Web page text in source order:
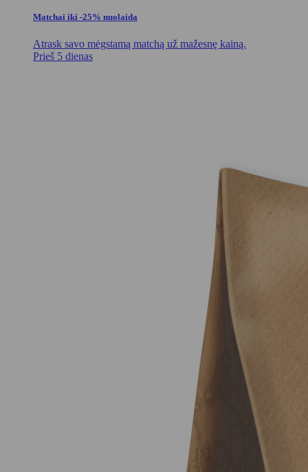
Matchai iki -25% nuolaida
Atrask savo mėgstamą matchą už mažesnę kainą.
Prieš 5 dienas